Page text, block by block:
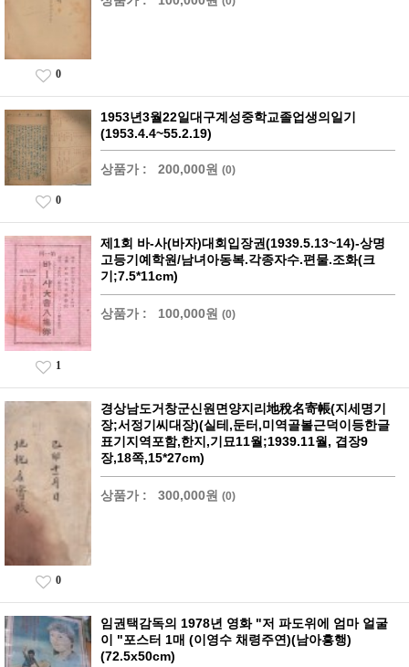
0
1953년3월22일대구계성중학교졸업생의일기
(1953.4.4~55.2.19)
상품가 : 200,000원 (0)
0
제1회 바-사(바자)대회입장권(1939.5.13~14)-상명
고등기예학원/남녀아동복.각종자수.편물.조화(크
기;7.5*11cm)
상품가 : 100,000원 (0)
1
경상남도거창군신원면양지리地稅名寄帳(지세명기
장;서정기씨대장)(실테,둔터,미역골볼근덕이등한글
표기지역포함,한지,기묘11월;1939.11월, 겹장9
장,18쪽,15*27cm)
상품가 : 300,000원 (0)
0
임권택감독의 1978년 영화 "저 파도위에 엄마 얼굴
이 "포스터 1매 (이영수 채령주연)(남아흥행)
(72.5x50cm)